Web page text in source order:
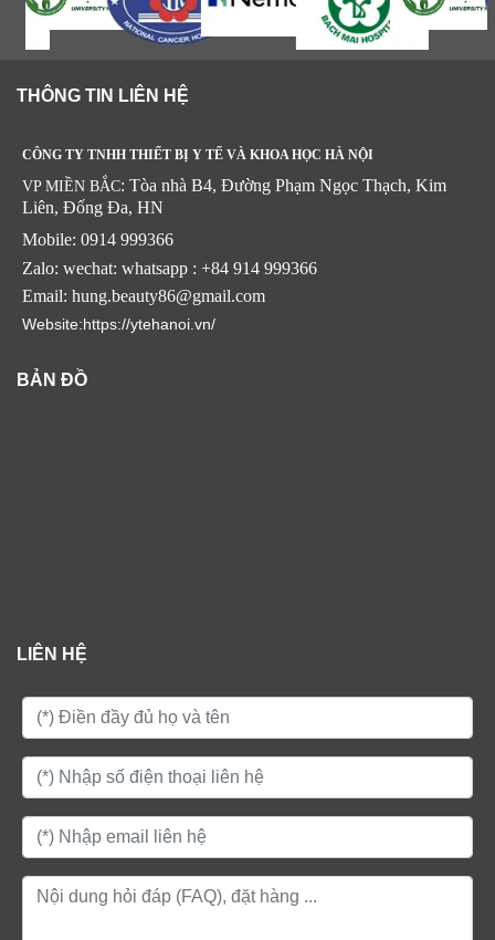
THÔNG TIN LIÊN HỆ
CÔNG TY TNHH THIẾT BỊ Y TẾ VÀ KHOA HỌC HÀ NỘI
VP MIỀN BẮC: Tòa nhà B4, Đường Phạm Ngọc Thạch, Kim
Liên, Đống Đa, HN
Mobile: 0914 999366
Zalo: wechat: whatsapp : +84 914 999366
Email: hung.beauty86@gmail.com
Website:https://ytehanoi.vn/
BẢN ĐỒ
LIÊN HỆ